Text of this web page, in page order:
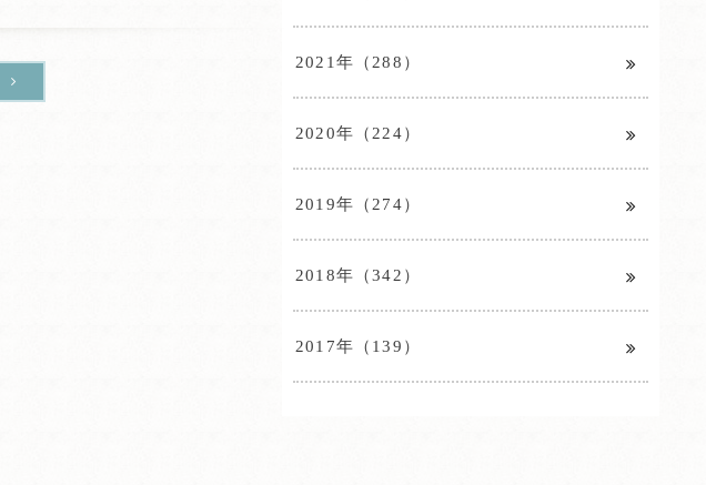
2021年（288）
2020年（224）
2019年（274）
2018年（342）
2017年（139）